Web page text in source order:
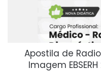
Apostila de
Imagem